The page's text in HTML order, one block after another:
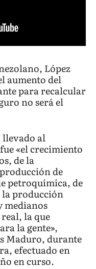
López
aumento del
para recalcular
no será el
llevado al
«el crecimiento
de la
de
petroquímica, de
la producción
medianos
la que
la gente»,
Maduro, durante
efectuado en
en curso.